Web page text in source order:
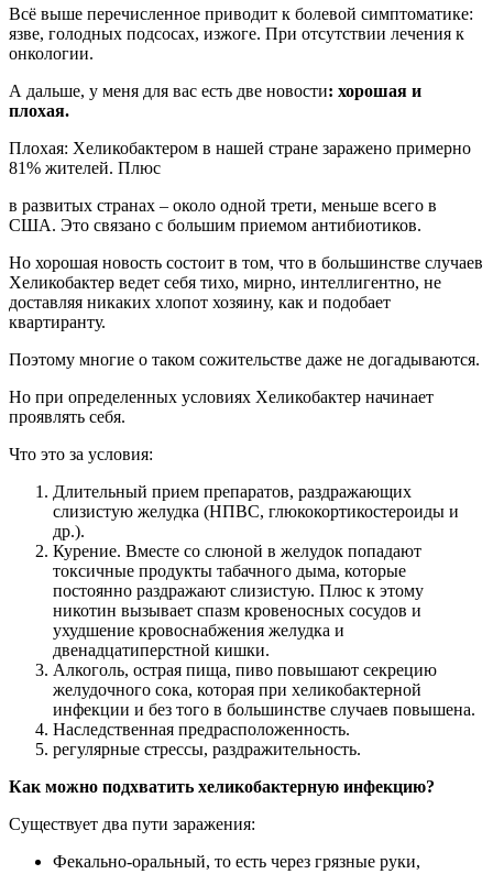
Всё выше перечисленное приводит к болевой симптоматике:
язве, голодных подсосах, изжоге. При отсутствии лечения к
онкологии.
А дальше, у меня для вас есть две новости: хорошая и
плохая.
Плохая: Хеликобактером в нашей стране заражено примерно
81% жителей. Плюс
в развитых странах – около одной трети, меньше всего в
США. Это связано с большим приемом антибиотиков.
Но хорошая новость состоит в том, что в большинстве случаев
Хеликобактер ведет себя тихо, мирно, интеллигентно, не
доставляя никаких хлопот хозяину, как и подобает
квартиранту.
Поэтому многие о таком сожительстве даже не догадываются.
Но при определенных условиях Хеликобактер начинает
проявлять себя.
Что это за условия:
Длительный прием препаратов, раздражающих
слизистую желудка (НПВС, глюкокортикостероиды и
др.).
Курение. Вместе со слюной в желудок попадают
токсичные продукты табачного дыма, которые
постоянно раздражают слизистую. Плюс к этому
никотин вызывает спазм кровеносных сосудов и
ухудшение кровоснабжения желудка и
двенадцатиперстной кишки.
Алкоголь, острая пища, пиво повышают секрецию
желудочного сока, которая при хеликобактерной
инфекции и без того в большинстве случаев повышена.
Наследственная предрасположенность.
регулярные стрессы, раздражительность.
Как можно подхватить хеликобактерную инфекцию?
Существует два пути заражения:
Фекально-оральный, то есть через грязные руки,